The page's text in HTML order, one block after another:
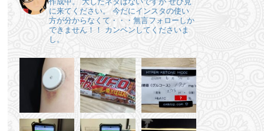
に来てください。
今だにインスタの使い
方が分からなくて・・・無言フォローしか
できません！！
カンベンしてくださいま
し。